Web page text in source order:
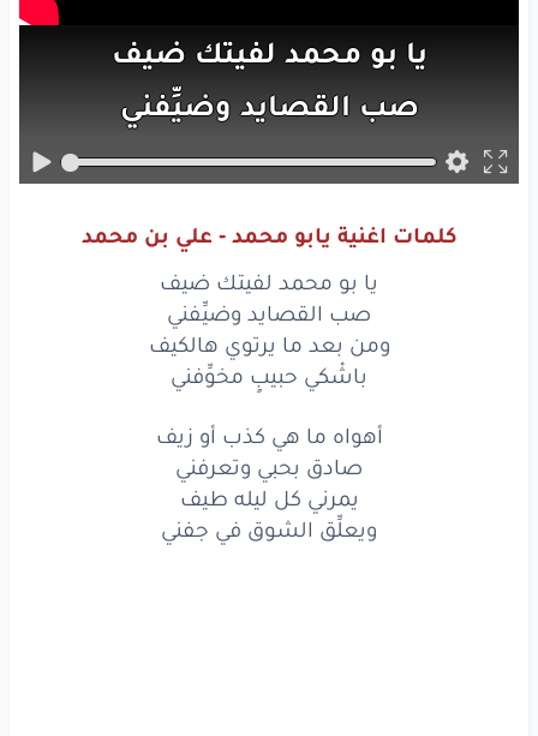
يا بو محمد لفيتك ضيف
صب القصايد وضيِّفني
ومنبعدمايرتويهالكيف
لفيتكضيف
صبالقصايدوضيِّفني
ومن بعد مايرتويهالكيف
باشْكي حبيبٍ
مخوِّفني
أهواهما هيكذبأو
صادق بحبي وتعرفني
كلمات اغنية يابو محمد - علي بن محمد
يا بو محمد لفيتك ضيف
صب القصايد وضيِّفني
ومن بعد ما يرتوي هالكيف
باشْكي حبيبٍ مخوِّفني
أهواه ما هي كذب أو زيف
صادق بحبي وتعرفني
يمرني كل ليله طيف
ويعلِّق الشوق في جفني